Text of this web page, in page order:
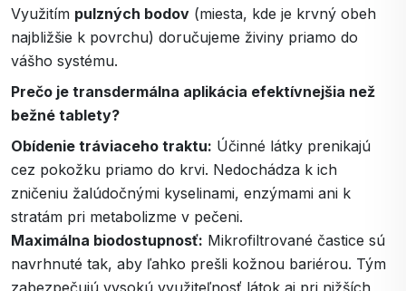
Využitím pulzných bodov (miesta, kde je krvný obeh
najbližšie k povrchu) doručujeme živiny priamo do
vášho systému.
Prečo je transdermálna aplikácia efektívnejšia než
bežné tablety?
Obídenie tráviaceho traktu: Účinné látky prenikajú
cez pokožku priamo do krvi. Nedochádza k ich
zničeniu žalúdočnými kyselinami, enzýmami ani k
stratám pri metabolizme v pečeni.
Maximálna biodostupnosť: Mikrofiltrované častice sú
navrhnuté tak, aby ľahko prešli kožnou bariérou. Tým
zabezpečujú vysokú využiteľnosť látok aj pri nižších